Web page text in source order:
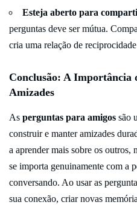
Esteja aberto para
perguntas deve ser mútua.
cria uma relação de
Conclusão: A Importância
Amizades
As perguntas para amigos são
construir e manter amizades
a aprender mais sobre os outros,
se importa genuinamente com a
conversando. Ao usar as
sua conexão, criar novas